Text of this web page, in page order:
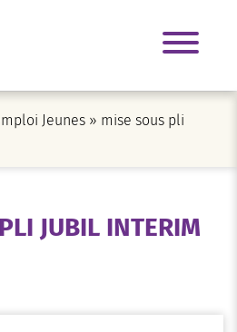
Jeunes » mise sous pli
JUBIL INTERIM